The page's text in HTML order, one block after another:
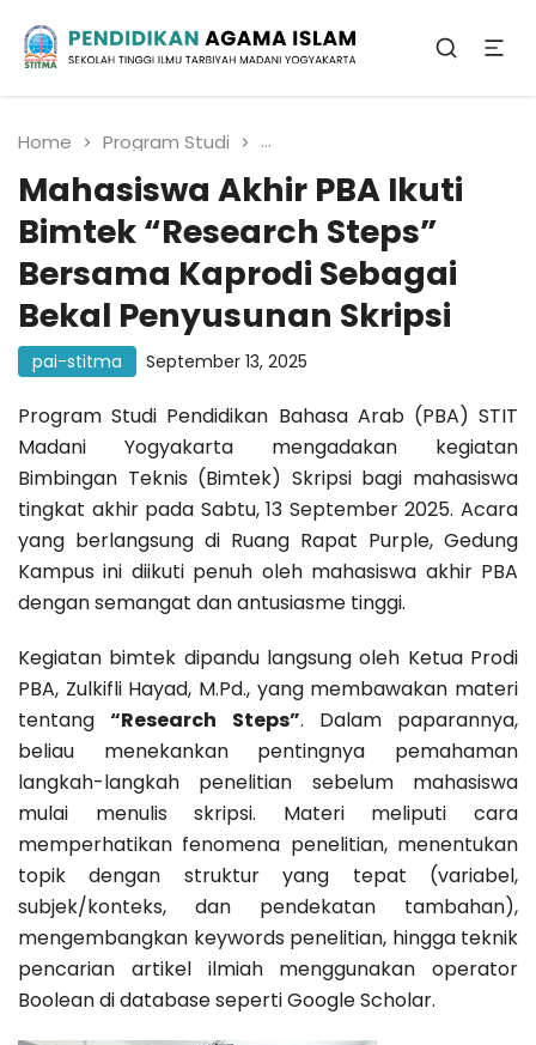
Pendidikan Agama
Islam
Yogyakarta
Home Program Studi Mahasiswa Akhir PBA Ikuti
Mahasiswa Akhir PBA Ikuti
Bimtek “Research Steps”
Bersama Kaprodi Sebagai
Bekal Penyusunan Skripsi
pai-stitma September 13, 2025
Program Studi Pendidikan Bahasa Arab (PBA) STIT
Madani Yogyakarta mengadakan kegiatan
Bimbingan Teknis (Bimtek) Skripsi bagi mahasiswa
tingkat akhir pada Sabtu, 13 September 2025. Acara
yang berlangsung di Ruang Rapat Purple, Gedung
Kampus ini diikuti penuh oleh mahasiswa akhir PBA
dengan semangat dan antusiasme tinggi.
Kegiatan bimtek dipandu langsung oleh Ketua Prodi
PBA, Zulkifli Hayad, M.Pd., yang membawakan materi
tentang“Research Steps”. Dalam paparannya,
beliau menekankan pentingnya pemahaman
langkah-langkah penelitian sebelum mahasiswa
mulai menulis skripsi. Materi meliputi cara
memperhatikan fenomena penelitian, menentukan
topik dengan struktur yang tepat (variabel,
subjek/konteks, dan pendekatan tambahan),
mengembangkan keywords penelitian, hingga teknik
pencarian artikel ilmiah menggunakan operator
Boolean di database seperti Google Scholar.